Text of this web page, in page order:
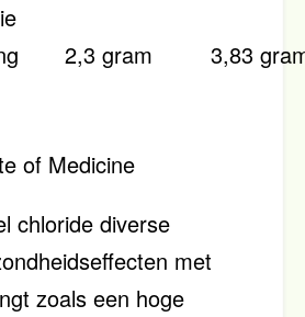
2,3 gram 3,83
of Medicine
chloride diverse
met
zoals een hoge